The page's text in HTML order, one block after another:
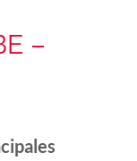
–